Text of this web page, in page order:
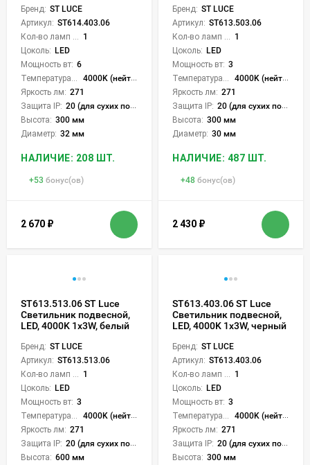
Бренд: ST LUCE
Артикул: ST614.403.06
1
Цоколь: LED
Мощность вт: 6
4000K (нейтральный)
Яркость лм: 271
Защита IP: 20 (для сухих пом.)
Высота: 300 мм
Диаметр: 32 мм
НАЛИЧИЕ: 208 ШТ.
+53 бонус(ов)
2 670 ₽
Бренд: ST LUCE
Артикул: ST613.503.06
1
Цоколь: LED
Мощность вт: 3
4000K (нейтральный)
Яркость лм: 271
Защита IP: 20 (для сухих пом.)
Высота: 300 мм
Диаметр: 30 мм
НАЛИЧИЕ: 487 ШТ.
+48 бонус(ов)
2 430 ₽
ST613.513.06 ST Luce
Светильник подвесной,
LED, 4000K 1х3W, белый
Бренд: ST LUCE
Артикул: ST613.513.06
1
Цоколь: LED
Мощность вт: 3
4000K (нейтральный)
Яркость лм: 271
Защита IP: 20 (для сухих пом.)
Высота: 600 мм
ST613.403.06 ST Luce
Светильник подвесной,
LED, 4000K 1х3W, черный
Бренд: ST LUCE
Артикул: ST613.403.06
1
Цоколь: LED
Мощность вт: 3
4000K (нейтральный)
Яркость лм: 271
Защита IP: 20 (для сухих пом.)
Высота: 300 мм